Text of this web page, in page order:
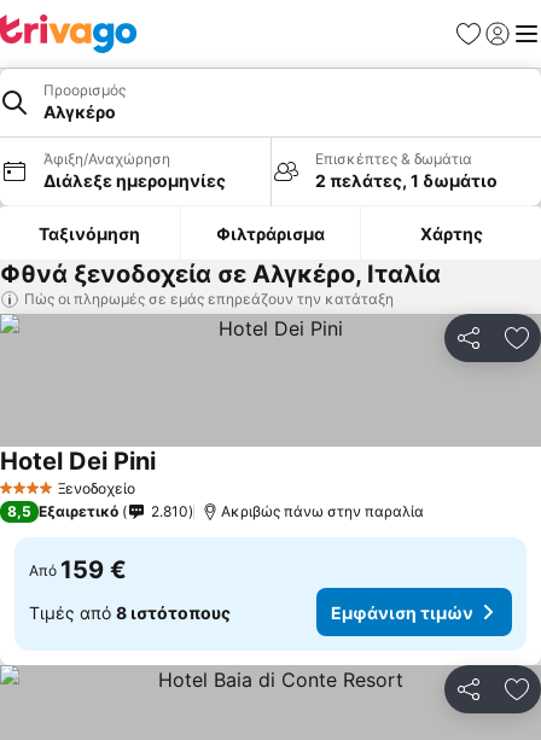
Προορισμός
Αλγκέρο
Άφιξη/Αναχώρηση
Διάλεξε ημερομηνίες
Επισκέπτες & δωμάτια
2 πελάτες, 1 δωμάτιο
Ταξινόμηση Φιλτράρισμα Χάρτης
Φθνά ξενοδοχεία σε Αλγκέρο, Ιταλία
Πώς οι πληρωμές σε εμάς επηρεάζουν την κατάταξη
4 ΑστέριαΞενοδοχείο
Hotel Dei PiniΕμφάνιση τιμών
8,5 Εξαιρετικό 2.810 Ακριβώς πάνω στην παραλία
Από 159 €
Τιμές από 8 ιστότοπους Εμφάνιση τιμών